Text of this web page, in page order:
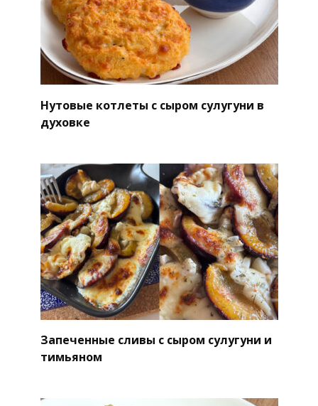
Нутовые котлеты с сыром сулугуни в
духовке
Запеченные сливы с сыром сулугуни и
тимьяном